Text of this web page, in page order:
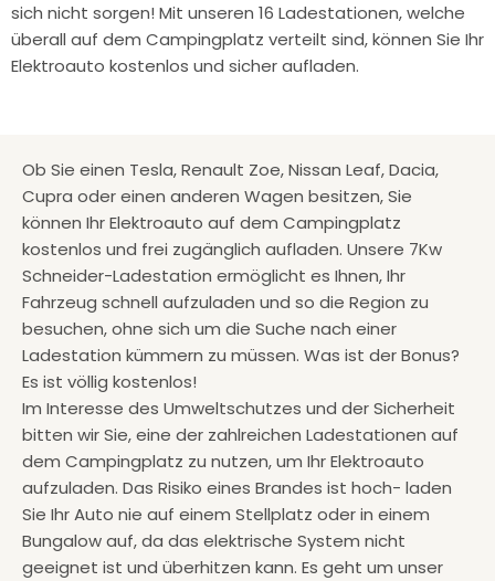
sich nicht sorgen! Mit unseren 16 Ladestationen, welche
überall auf dem Campingplatz verteilt sind, können Sie Ihr
Elektroauto kostenlos und sicher aufladen.
Ob Sie einen Tesla, Renault Zoe, Nissan Leaf, Dacia,
Cupra oder einen anderen Wagen besitzen, Sie
können Ihr Elektroauto auf dem Campingplatz
kostenlos und frei zugänglich aufladen. Unsere 7Kw
Schneider-Ladestation ermöglicht es Ihnen, Ihr
Fahrzeug schnell aufzuladen und so die Region zu
besuchen, ohne sich um die Suche nach einer
Ladestation kümmern zu müssen. Was ist der Bonus?
Es ist völlig kostenlos!
Im Interesse des Umweltschutzes und der Sicherheit
bitten wir Sie, eine der zahlreichen Ladestationen auf
dem Campingplatz zu nutzen, um Ihr Elektroauto
aufzuladen. Das Risiko eines Brandes ist hoch- laden
Sie Ihr Auto nie auf einem Stellplatz oder in einem
Bungalow auf, da das elektrische System nicht
geeignet ist und überhitzen kann. Es geht um unser